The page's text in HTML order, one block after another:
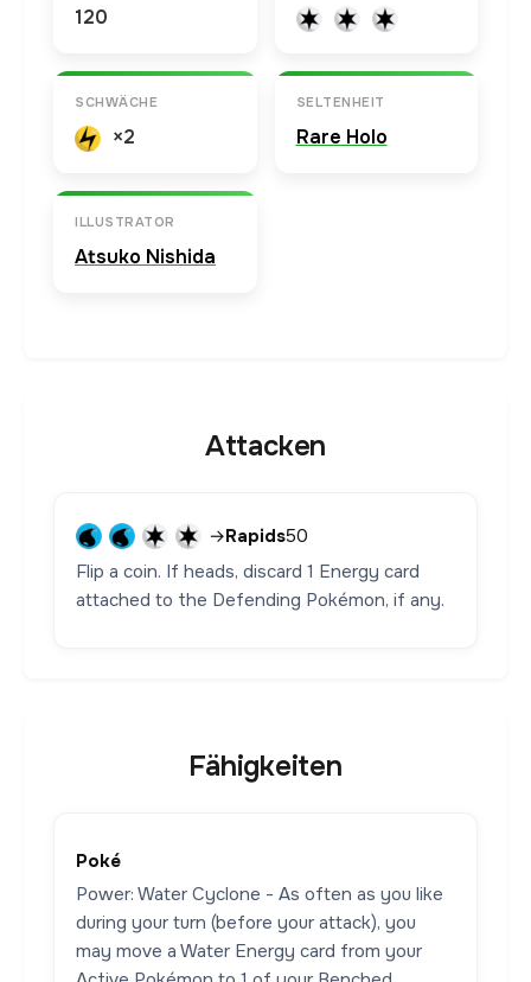
120
SCHWÄCHE
×2
SELTENHEIT
Rare Holo
ILLUSTRATOR
Atsuko Nishida
Attacken
→Rapids50
Flip a coin. If heads, discard 1 Energy card
attached to the Defending Pokémon, if any.
Fähigkeiten
Poké
Power: Water Cyclone - As often as you like
during your turn (before your attack), you
may move a Water Energy card from your